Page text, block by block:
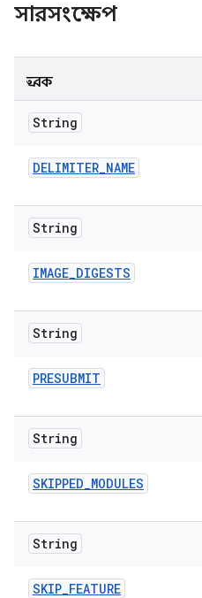
সারসংক্ষেপ
ধ্রুবক
String
DELIMITER_NAME
String
IMAGE_DIGESTS
String
PRESUBMIT
String
SKIPPED_MODULES
String
SKIP_FEATURE